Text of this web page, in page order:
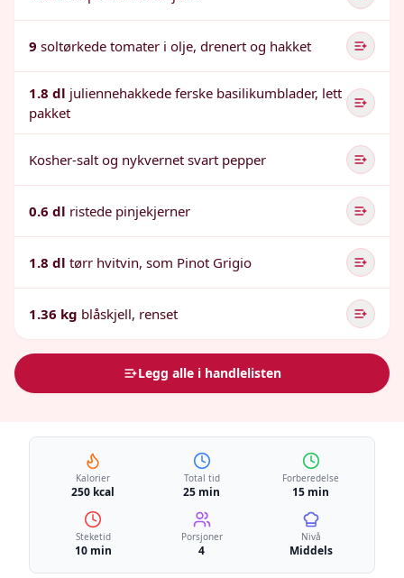
9 soltørkede tomater i olje, drenert og hakket
1.8 dl juliennehakkede ferske basilikumblader, lett
pakket
Kosher-salt og nykvernet svart pepper
0.6 dl ristede pinjekjerner
1.8 dl tørr hvitvin, som Pinot Grigio
1.36 kg blåskjell, renset
Legg alle i handlelisten
Kalorier
250 kcal
Total tid
25 min
Forberedelse
15 min
Steketid
10 min
Porsjoner
4
Nivå
Middels